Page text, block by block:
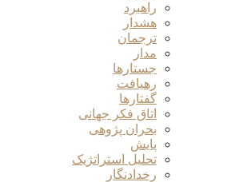
راهبرد
هشدار
ترجمان
مدار
جستارها
رهیافت
گفتارها
اتاق فکر جهانی
بحران پژوهی
پایش
تحلیل استراتژیک
رخدادنگار